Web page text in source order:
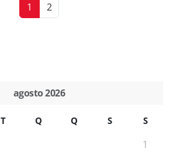
1 2
agosto 2026
T Q Q S S
1